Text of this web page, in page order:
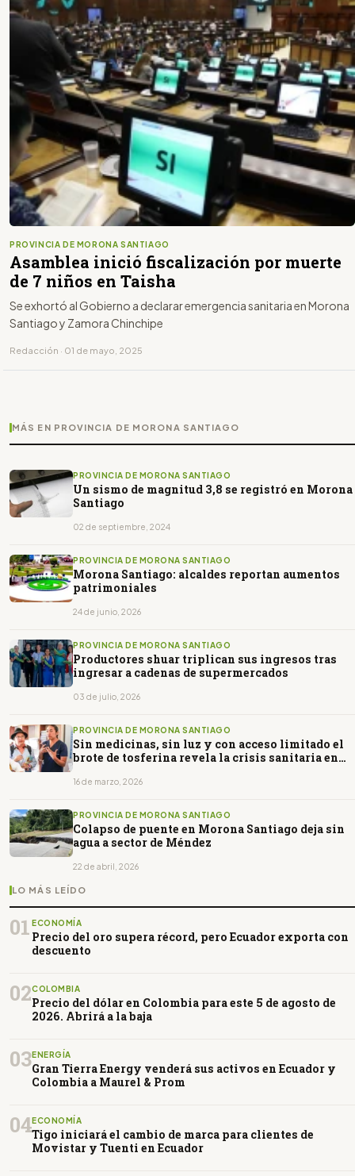
PROVINCIA DE MORONA SANTIAGO
Asamblea inició fiscalización por muerte
de 7 niños en Taisha
Se exhortó al Gobierno a declarar emergencia sanitaria en Morona
Santiago y Zamora Chinchipe
Redacción · 01 de mayo, 2025
MÁS EN PROVINCIA DE MORONA SANTIAGO
PROVINCIA DE MORONA SANTIAGO
Un sismo de magnitud 3,8 se registró en Morona
Santiago
02 de septiembre, 2024
PROVINCIA DE MORONA SANTIAGO
Morona Santiago: alcaldes reportan aumentos
patrimoniales
24 de junio, 2026
PROVINCIA DE MORONA SANTIAGO
Productores shuar triplican sus ingresos tras
ingresar a cadenas de supermercados
03 de julio, 2026
PROVINCIA DE MORONA SANTIAGO
Sin medicinas, sin luz y con acceso limitado el
brote de tosferina revela la crisis sanitaria en
16 de marzo, 2026
PROVINCIA DE MORONA SANTIAGO
Colapso de puente en Morona Santiago deja sin
agua a sector de Méndez
22 de abril, 2026
LO MÁS LEÍDO
01 ECONOMÍA
Precio del oro supera récord, pero Ecuador exporta con
descuento
02COLOMBIA
Precio del dólar en Colombia para este 5 de agosto de
2026. Abrirá a la baja
03ENERGÍA
Gran Tierra Energy venderá sus activos en Ecuador y
Colombia a Maurel & Prom
04ECONOMÍA
Tigo iniciará el cambio de marca para clientes de
Movistar y Tuenti en Ecuador